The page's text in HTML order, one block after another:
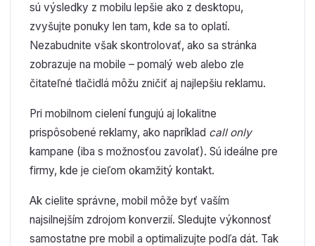
sú výsledky z mobilu lepšie ako z desktopu,
zvyšujte ponuky len tam, kde sa to oplatí.
Nezabudnite však skontrolovať, ako sa stránka
zobrazuje na mobile – pomalý web alebo zle
čitateľné tlačidlá môžu zničiť aj najlepšiu reklamu.
Pri mobilnom cielení fungujú aj lokalitne
prispôsobené reklamy, ako napríklad call only
kampane (iba s možnosťou zavolať). Sú ideálne pre
firmy, kde je cieľom okamžitý kontakt.
Ak cielite správne, mobil môže byť vaším
najsilnejším zdrojom konverzií. Sledujte výkonnosť
samostatne pre mobil a optimalizujte podľa dát. Tak